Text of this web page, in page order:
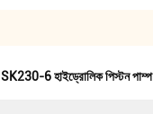
SK230-6 হাইড্রোলিক পিস্টন পাম্প